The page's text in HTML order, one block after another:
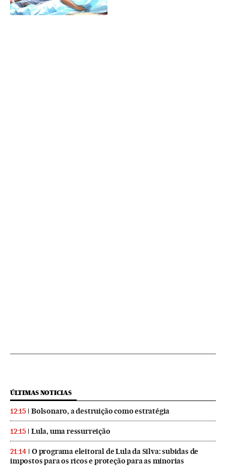
ÚLTIMAS NOTICIAS
12:15 Bolsonaro, a destruição como estratégia
12:15 Lula, uma ressurreição
21:14
O programa eleitoral de Lula da Silva: subidas de
impostos para os ricos e proteção para as minorias